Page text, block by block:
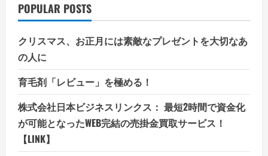
POPULAR POSTS
クリスマス、お正月には素敵なプレゼントを大切なあ
の人に
育毛剤「レビュー」を極める！
株式会社日本ビジネスリンクス： 最短2時間で資金化
が可能となったWEB完結の売掛金買取サービス！
【LINK】